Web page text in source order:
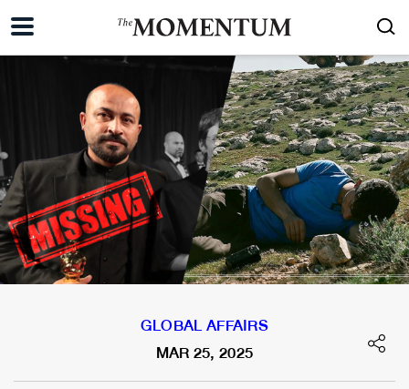
GLOBAL AFFAIRS
MAR 25, 2025